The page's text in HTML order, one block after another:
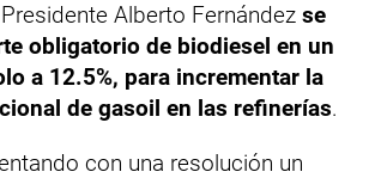
Alberto Fernández se
obligatorio de biodiesel en un
a 12.5%, para incrementar la
de gasoil en las refinerías.
con una resolución un